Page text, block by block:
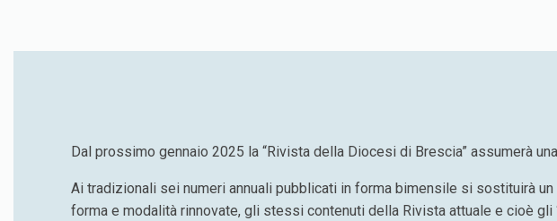
Dal prossimo gennaio 2025 la “Rivista della Diocesi di Brescia” assumerà
Ai tradizionali sei numeri annuali pubblicati in forma bimensile si sostituirà
forma e modalità rinnovate, gli stessi contenuti della Rivista attuale e cioè gli